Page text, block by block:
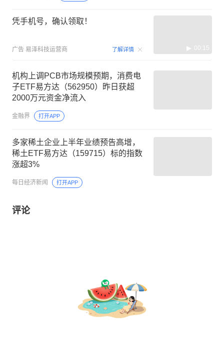
凭手机号，确认领取！
广告 易泽科技运营商 了解详情 00:15
机构上调PCB市场规模预期，消费电
子ETF易方达（562950）昨日获超
2000万元资金净流入
金融界 打开APP
多家稀土企业上半年业绩预告高增，
稀土ETF易方达（159715）标的指数
涨超3%
每日经济新闻 打开APP
评论